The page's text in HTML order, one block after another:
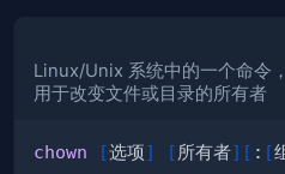
Linux/Unix 系统中的一个命令
用于改变文件或目录的所有者
chown [选项] [ 所有者] [ : [